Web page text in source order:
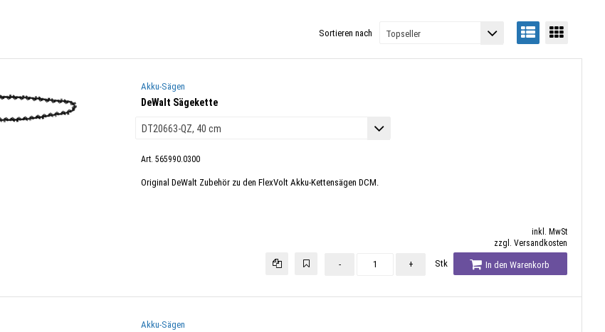
Sortieren nach
Akku-Sägen
DeWalt Sägekette
Art. 565990.0300
Original DeWalt Zubehör zu den FlexVolt Akku-Kettensägen DCM.
inkl. MwSt
zzgl. Versandkosten
- + Stk In den Warenkorb
Akku-Sägen